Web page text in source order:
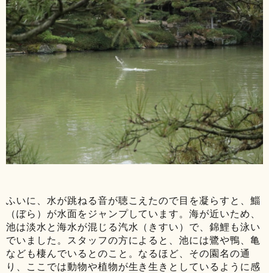
ふいに、水が跳ねる音が聴こえたので目を凝らすと、鯔
（ぼら）が水面をジャンプしています。海が近いため、
池は淡水と海水が混じる汽水（きすい）で、錦鯉も泳い
でいました。スタッフの方によると、池には鷺や鴨、亀
なども棲んでいるとのこと。なるほど、その園名の通
り、ここでは動物や植物が生き生きとしているように感